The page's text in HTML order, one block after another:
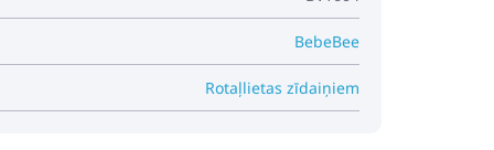
BebeBee
Rotaļlietas zīdaiņiem